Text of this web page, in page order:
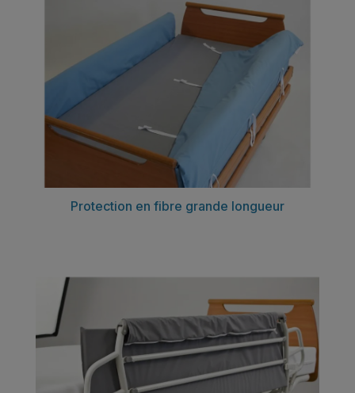
Découvrir
Protection en fibre grande longueur